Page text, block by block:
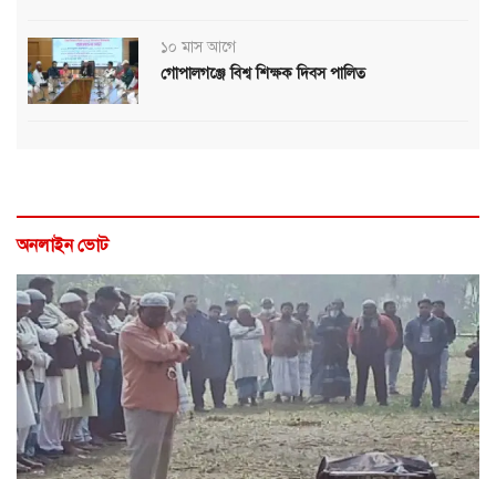
১০ মাস আগে
গোপালগঞ্জে বিশ্ব শিক্ষক দিবস পালিত
অনলাইন ভোট